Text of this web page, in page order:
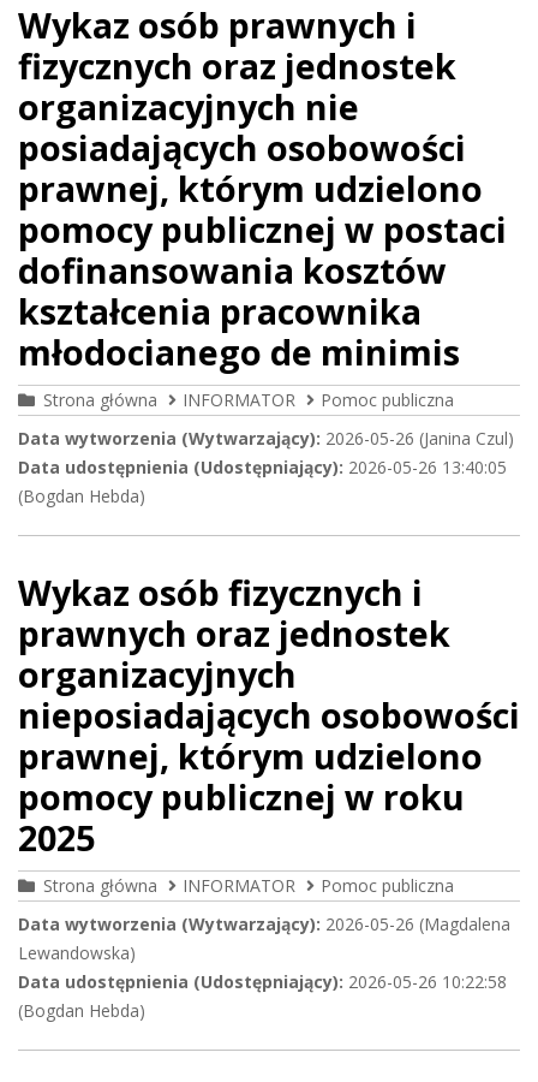
Wykaz osób prawnych i
fizycznych oraz jednostek
organizacyjnych nie
posiadających osobowości
prawnej, którym udzielono
pomocy publicznej w postaci
dofinansowania kosztów
kształcenia pracownika
młodocianego de minimis
Strona główna INFORMATOR
Pomoc publiczna
Data wytworzenia (Wytwarzający): 2026-05-26 (Janina Czul)
Data udostępnienia (Udostępniający): 2026-05-26 13:40:05
(Bogdan Hebda)
Wykaz osób fizycznych i
prawnych oraz jednostek
organizacyjnych
nieposiadających osobowości
prawnej, którym udzielono
pomocy publicznej w roku
2025
Strona główna INFORMATOR
Pomoc publiczna
Data wytworzenia (Wytwarzający): 2026-05-26 (Magdalena
Lewandowska)
Data udostępnienia (Udostępniający): 2026-05-26 10:22:58
(Bogdan Hebda)